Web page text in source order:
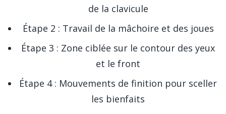
de la clavicule
Étape 2 : Travail de la mâchoire et des joues
Étape 3 : Zone ciblée sur le contour des yeux
et le front
Étape 4 : Mouvements de finition pour sceller
les bienfaits